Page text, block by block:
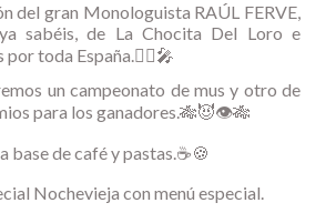
del gran Monologuista RAÚL FERVE,
sabéis, de La Chocita Del Loro e
por toda España.🤹‍♀🎤
un campeonato de mus y otro de
para los ganadores.🎋😈👁🎋
base de café y pastas.☕🍪
Nochevieja con menú especial.